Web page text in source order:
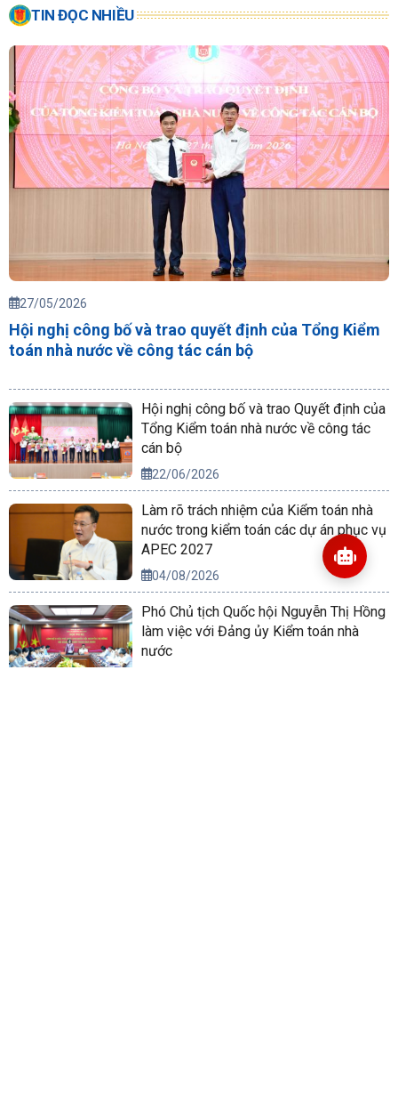
TIN ĐỌC NHIỀU
27/05/2026
Hội nghị công bố và trao quyết định của Tổng Kiểm
toán nhà nước về công tác cán bộ
Hội nghị công bố và trao Quyết định của
Tổng Kiểm toán nhà nước về công tác
cán bộ
22/06/2026
Làm rõ trách nhiệm của Kiểm toán nhà
nước trong kiểm toán các dự án phục vụ
APEC 2027
04/08/2026
Phó Chủ tịch Quốc hội Nguyễn Thị Hồng
làm việc với Đảng ủy Kiểm toán nhà
nước